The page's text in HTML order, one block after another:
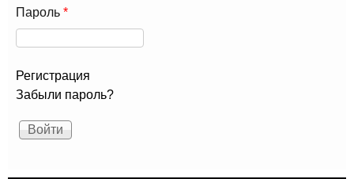
Пароль *
Регистрация
Забыли пароль?